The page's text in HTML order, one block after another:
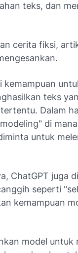
teks, dan
cerita fiksi,
kemampuan
teks
Dalam
di
untuk
ChatGPT juga
seperti
kemampuan
model untuk